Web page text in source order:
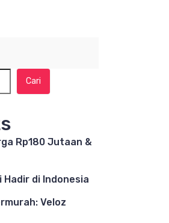
Cari
Rp180 Jutaan &
Hadir di Indonesia
Veloz